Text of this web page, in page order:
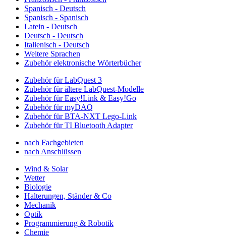
Spanisch - Deutsch
Spanisch - Spanisch
Latein - Deutsch
Deutsch - Deutsch
Italienisch - Deutsch
Weitere Sprachen
Zubehör elektronische Wörterbücher
Zubehör für LabQuest 3
Zubehör für ältere LabQuest-Modelle
Zubehör für Easy!Link & Easy!Go
Zubehör für myDAQ
Zubehör für BTA-NXT Lego-Link
Zubehör für TI Bluetooth Adapter
nach Fachgebieten
nach Anschlüssen
Wind & Solar
Wetter
Biologie
Halterungen, Ständer & Co
Mechanik
Optik
Programmierung & Robotik
Chemie